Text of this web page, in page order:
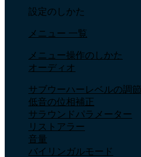
設定のしかた
メニュー 一覧
メニュー操作のしかた
オーディオ
サブウーハーレベルの調節
低音の位相補正
サラウンドパラメーター
リストアラー
音量
バイリンガルモード